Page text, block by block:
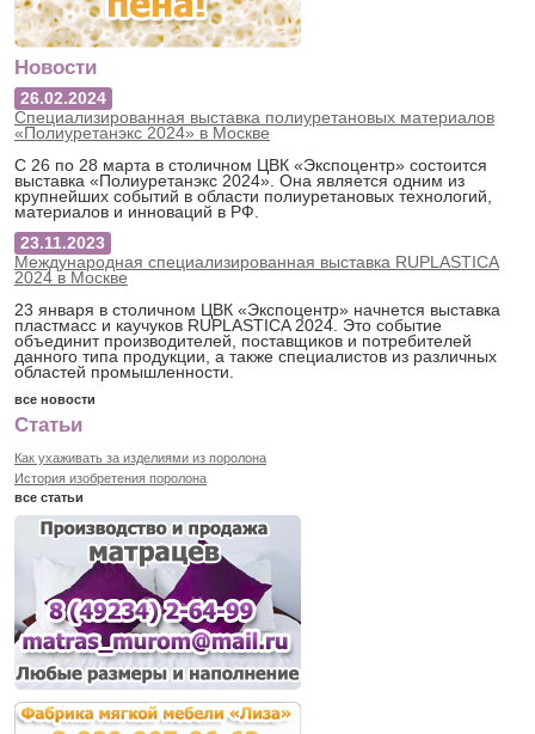
Новости
26.02.2024
Специализированная выставка полиуретановых материалов
«Полиуретанэкс 2024» в Москве
С 26 по 28 марта в столичном ЦВК «Экспоцентр» состоится
выставка «Полиуретанэкс 2024». Она является одним из
крупнейших событий в области полиуретановых технологий,
материалов и инноваций в РФ.
23.11.2023
Международная специализированная выставка RUPLASTICA
2024 в Москве
23 января в столичном ЦВК «Экспоцентр» начнется выставка
пластмасс и каучуков RUPLASTICA 2024. Это событие
объединит производителей, поставщиков и потребителей
данного типа продукции, а также специалистов из различных
областей промышленности.
все новости
Статьи
Как ухаживать за изделиями из поролона
История изобретения поролона
все статьи